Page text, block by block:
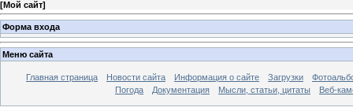
[Мой сайт]
Форма входа
Меню сайта
Главная страница Новости сайта Информация о сайте Загрузки
Погода
Документация Мысли, статьи, цитаты Веб-